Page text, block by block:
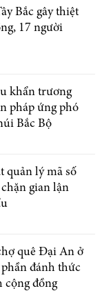
Bắc gây thiệt
17 người
khẩn trương
pháp ứng phó
Bắc Bộ
quản lý mã số
gian lận
quê Đại An ở
đánh thức
cộng đồng